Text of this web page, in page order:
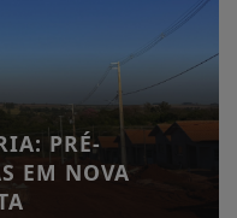
PRÉ-
EM NOVA